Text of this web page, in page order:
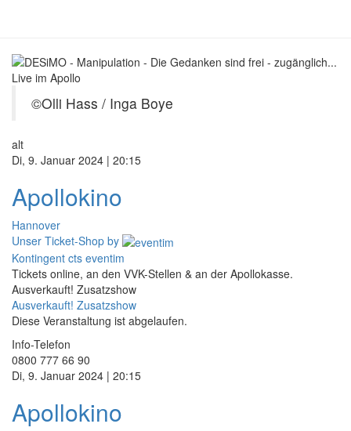
©Olli Hass / Inga Boye
alt
Di, 9. Januar 2024 | 20:15
Apollokino
Hannover
Unser Ticket-Shop by
Kontingent cts eventim
Tickets online, an den VVK-Stellen & an der Apollokasse.
Ausverkauft! Zusatzshow
Ausverkauft! Zusatzshow
Diese Veranstaltung ist abgelaufen.
Info-Telefon
0800 777 66 90
Di, 9. Januar 2024 | 20:15
Apollokino